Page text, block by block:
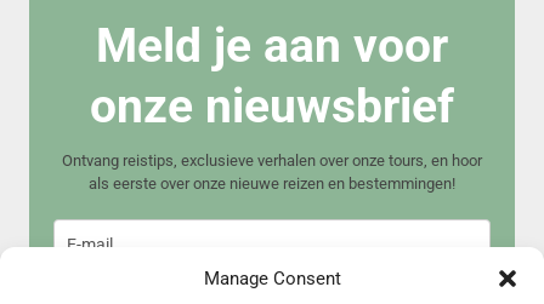
Manage Consent
Meld je aan voor
onze nieuwsbrief
Ontvang reistips, exclusieve verhalen over onze tours, en hoor
als eerste over onze nieuwe reizen en bestemmingen!